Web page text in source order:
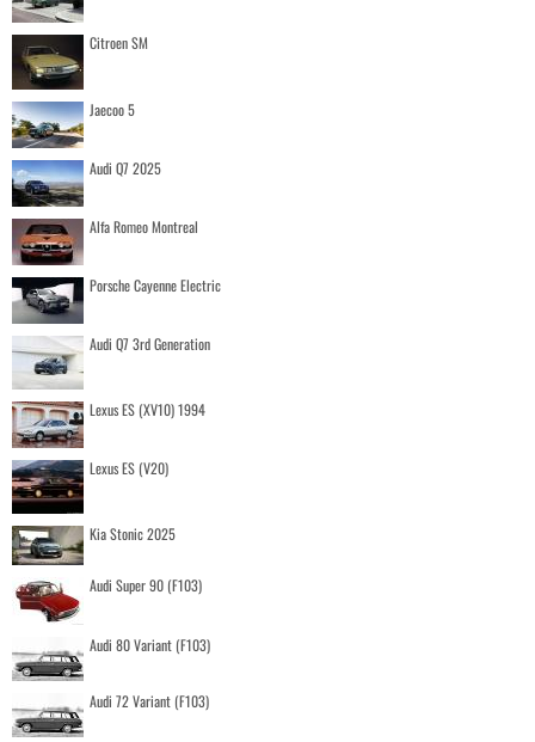
Citroen SM
Jaecoo 5
Audi Q7 2025
Alfa Romeo Montreal
Porsche Cayenne Electric
Audi Q7 3rd Generation
Lexus ES (XV10) 1994
Lexus ES (V20)
Kia Stonic 2025
Audi Super 90 (F103)
Audi 80 Variant (F103)
Audi 72 Variant (F103)